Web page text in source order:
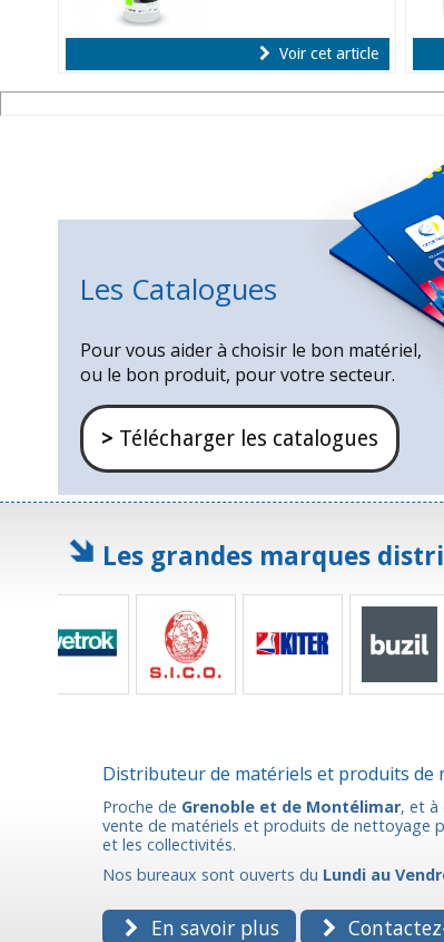
Voir cet article
Les Catalogues
Pour vous aider à choisir le bon matériel,
ou le bon produit, pour votre secteur.
> Télécharger les catalogues
Les grandes marques
Distributeur de matériels et produits de
Proche de Grenoble et de Montélimar, et à
vente de matériels et produits de nettoyage
et les collectivités.
Nos bureaux sont ouverts du Lundi au
En savoir plus